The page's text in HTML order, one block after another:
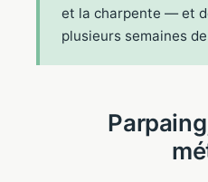
et la charpente — et
plusieurs semaines